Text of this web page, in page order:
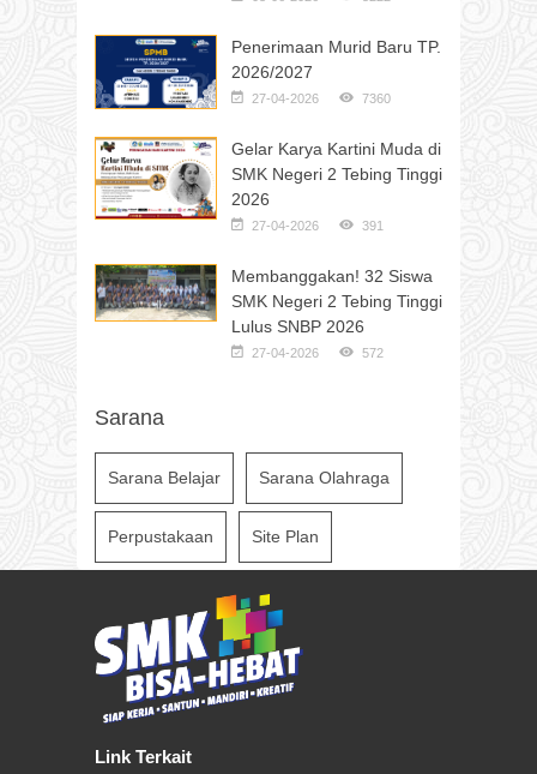
Penerimaan Murid Baru TP.
2026/2027
27-04-2026 7360
Gelar Karya Kartini Muda di
SMK Negeri 2 Tebing Tinggi
2026
27-04-2026 391
Membanggakan! 32 Siswa
SMK Negeri 2 Tebing Tinggi
Lulus SNBP 2026
27-04-2026 572
Sarana
Sarana Belajar Sarana Olahraga
Perpustakaan Site Plan
Link Terkait